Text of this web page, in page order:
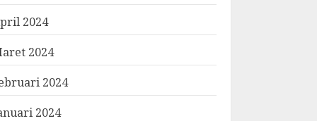
2024
2024
2024
2024